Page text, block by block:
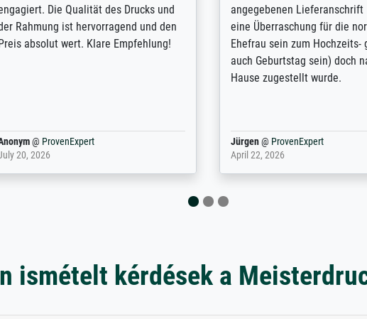
benötigte ich ein
Bild. Das habe ich bei
gefunden. Bei der Auswahl der
Vielen ...
@ProvenExpert
20, 2026
Randentfernung, Farbe,
Kontrast und Weiteres. Sehr
Kontaktperson per Mail. Das
Kunstdruck) wurde sehr gut
sehr starke Papprolle mit
Anonym@ProvenExpert
August 12, 2025
ismételt kérdések a